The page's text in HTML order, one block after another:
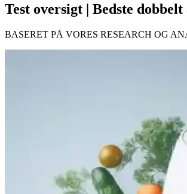
Test oversigt | Bedste
BASERET PÅ VORES RESEARCH OG